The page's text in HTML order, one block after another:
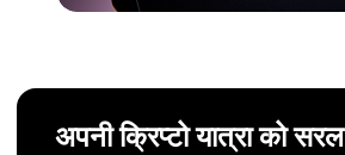
अपनी क्रिप्टो यात्रा को सरल